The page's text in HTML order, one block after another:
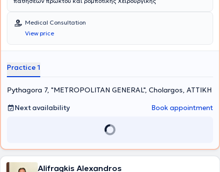
Medical Consultation
View price
Practice 1
Pythagora 7, "METROPOLITAN GENERAL", Cholargos, ΑΤΤΙΚΗ
Next availability
Book appointment
Alifragkis Alexandros